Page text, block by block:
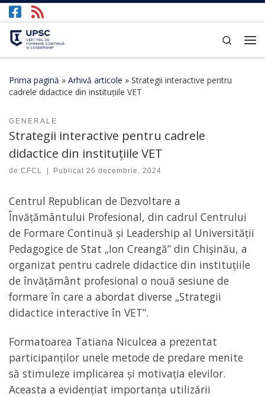
Afișează întregul conținut
Search
Prima pagină » Arhivă articole » Strategii interactive pentru
cadrele didactice din instituțiile VET
GENERALE
Strategii interactive pentru cadrele
didactice din instituțiile VET
de CFCL Publicat26 decembrie, 2024
Centrul Republican de Dezvoltare a
Învățământului Profesional, din cadrul Centrului
de Formare Continuă și Leadership al Universității
Pedagogice de Stat „Ion Creangă” din Chișinău, a
organizat pentru cadrele didactice din instituțiile
de învățământ profesional o nouă sesiune de
formare în care a abordat diverse „Strategii
didactice interactive în VET”.
Formatoarea Tatiana Niculcea a prezentat
participanților unele metode de predare menite
să stimuleze implicarea și motivația elevilor.
Aceasta a evidențiat importanța utilizării